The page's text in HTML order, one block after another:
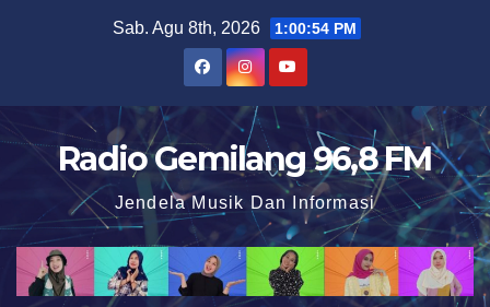
t
o
Sab. Agu 8th, 2026 1:00:55 PM
Radio Gemilang 96,8 FM
Jendela Musik Dan Informasi